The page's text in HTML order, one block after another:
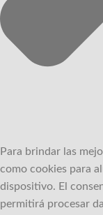
Para brindar las
como cookies para
dispositivo. El
permitirá procesar